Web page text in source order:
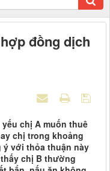
đồng dịch
chị A muốn thuê
chị trong khoảng
ý với thỏa thuận này
chị B thường